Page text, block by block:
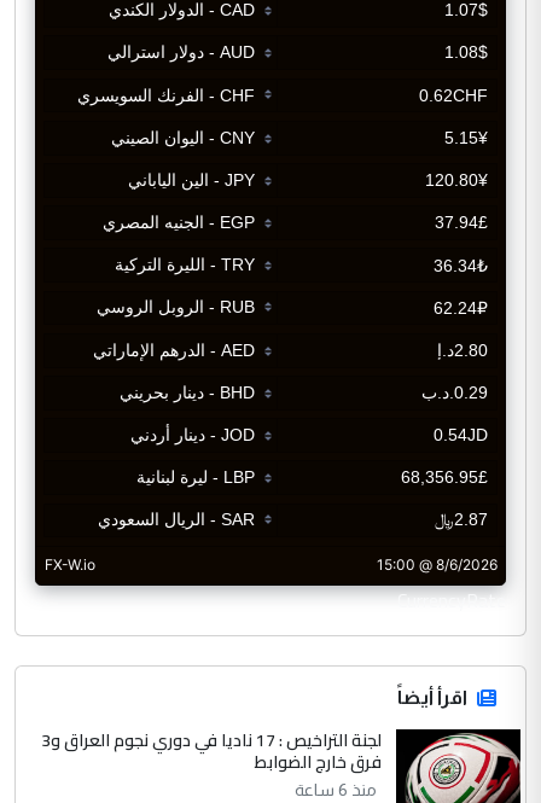
CurrencyRate
اقرأ أيضاً
لجنة التراخيص : 17 ناديا في دوري نجوم العراق و3
فرق خارج الضوابط
منذ 6 ساعة